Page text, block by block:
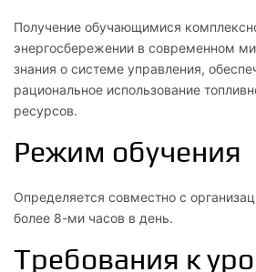
Получение обучающимися
энергосбережении в современном
знания о системе управления,
рациональное использование
ресурсов.
Режим обучения
Определяется совместно с
более 8-ми часов в день.
Требования к